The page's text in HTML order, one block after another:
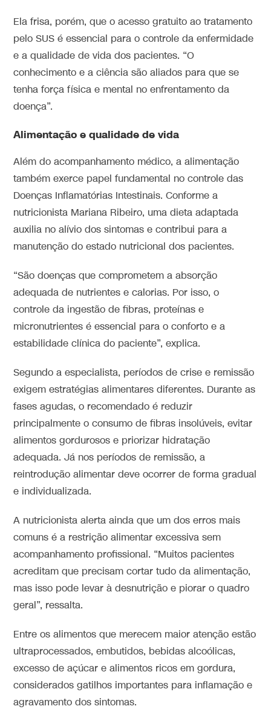
Ela frisa, porém, que o acesso gratuito ao tratamento
pelo SUS é essencial para o controle da enfermidade
e a qualidade de vida dos pacientes. “O
conhecimento e a ciência são aliados para que se
tenha força física e mental no enfrentamento da
doença”.
Alimentação e qualidade de vida
Além do acompanhamento médico, a alimentação
também exerce papel fundamental no controle das
Doenças Inflamatórias Intestinais. Conforme a
nutricionista Mariana Ribeiro, uma dieta adaptada
auxilia no alívio dos sintomas e contribui para a
manutenção do estado nutricional dos pacientes.
“São doenças que comprometem a absorção
adequada de nutrientes e calorias. Por isso, o
controle da ingestão de fibras, proteínas e
micronutrientes é essencial para o conforto e a
estabilidade clínica do paciente”, explica.
Segundo a especialista, períodos de crise e remissão
exigem estratégias alimentares diferentes. Durante as
fases agudas, o recomendado é reduzir
principalmente o consumo de fibras insolúveis, evitar
alimentos gordurosos e priorizar hidratação
adequada. Já nos períodos de remissão, a
reintrodução alimentar deve ocorrer de forma gradual
e individualizada.
A nutricionista alerta ainda que um dos erros mais
comuns é a restrição alimentar excessiva sem
acompanhamento profissional. “Muitos pacientes
acreditam que precisam cortar tudo da alimentação,
mas isso pode levar à desnutrição e piorar o quadro
geral”, ressalta.
Entre os alimentos que merecem maior atenção estão
ultraprocessados, embutidos, bebidas alcoólicas,
excesso de açúcar e alimentos ricos em gordura,
considerados gatilhos importantes para inflamação e
agravamento dos sintomas.